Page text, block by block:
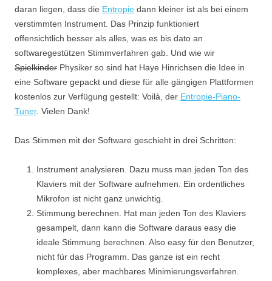
daran liegen, dass die Entropie dann kleiner ist als bei einem
verstimmten Instrument. Das Prinzip funktioniert
offensichtlich besser als alles, was es bis dato an
softwaregestützen Stimmverfahren gab. Und wie wir
Spielkinder Physiker so sind hat Haye Hinrichsen die Idee in
eine Software gepackt und diese für alle gängigen Plattformen
kostenlos zur Verfügung gestellt: Voilà, der Entropie-Piano-
Tuner. Vielen Dank!
Das Stimmen mit der Software geschieht in drei Schritten:
Instrument analysieren. Dazu muss man jeden Ton des
Klaviers mit der Software aufnehmen. Ein ordentliches
Mikrofon ist nicht ganz unwichtig.
Stimmung berechnen. Hat man jeden Ton des Klaviers
gesampelt, dann kann die Software daraus easy die
ideale Stimmung berechnen. Also easy für den Benutzer,
nicht für das Programm. Das ganze ist ein recht
komplexes, aber machbares Minimierungsverfahren.